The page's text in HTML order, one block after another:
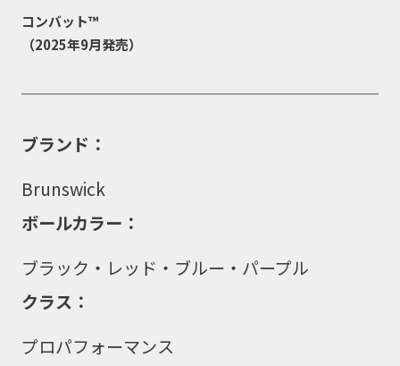
コンバット™
（2025年9月発売）
ブランド：
Brunswick
ボールカラー：
ブラック・レッド・ブルー・パープル
クラス：
プロパフォーマンス